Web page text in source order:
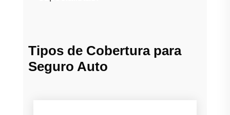
Tipos de Cobertura para
Seguro Auto